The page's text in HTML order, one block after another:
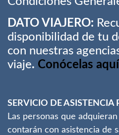
DATO VIAJERO:
disponibilidad de tu
con nuestras
viaje. Conócelas aquí
SERVICIO DE ASISTENCIA
Las personas que
contarán con asistencia de